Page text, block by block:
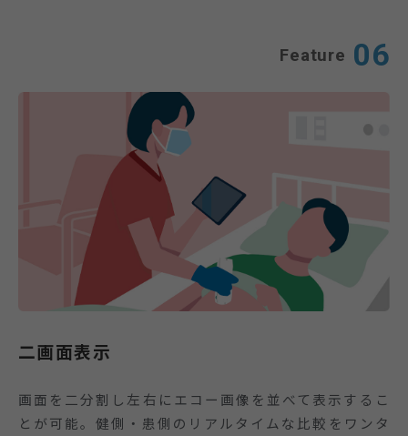
Feature 06
二画面表示
画面を二分割し左右にエコー画像を並べて表示するこ
とが可能。健側・患側のリアルタイムな比較をワンタ